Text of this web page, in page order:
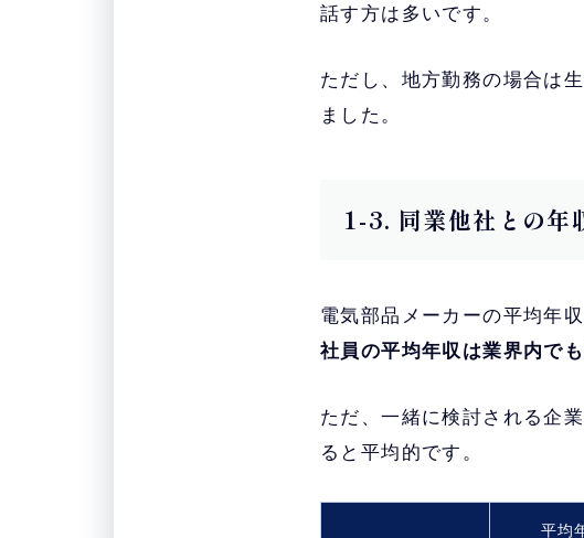
話す方は多いです。
ただし、地方勤務の場合は
ました。
1-3. 同業他社との年
電気部品メーカーの平均年
社員の平均年収は業界内で
ただ、一緒に検討される企
ると平均的です。
平均